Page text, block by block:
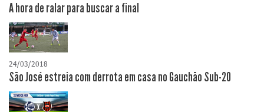
A hora de ralar para buscar a final
24/03/2018
São José estreia com derrota em casa no Gauchão Sub-20